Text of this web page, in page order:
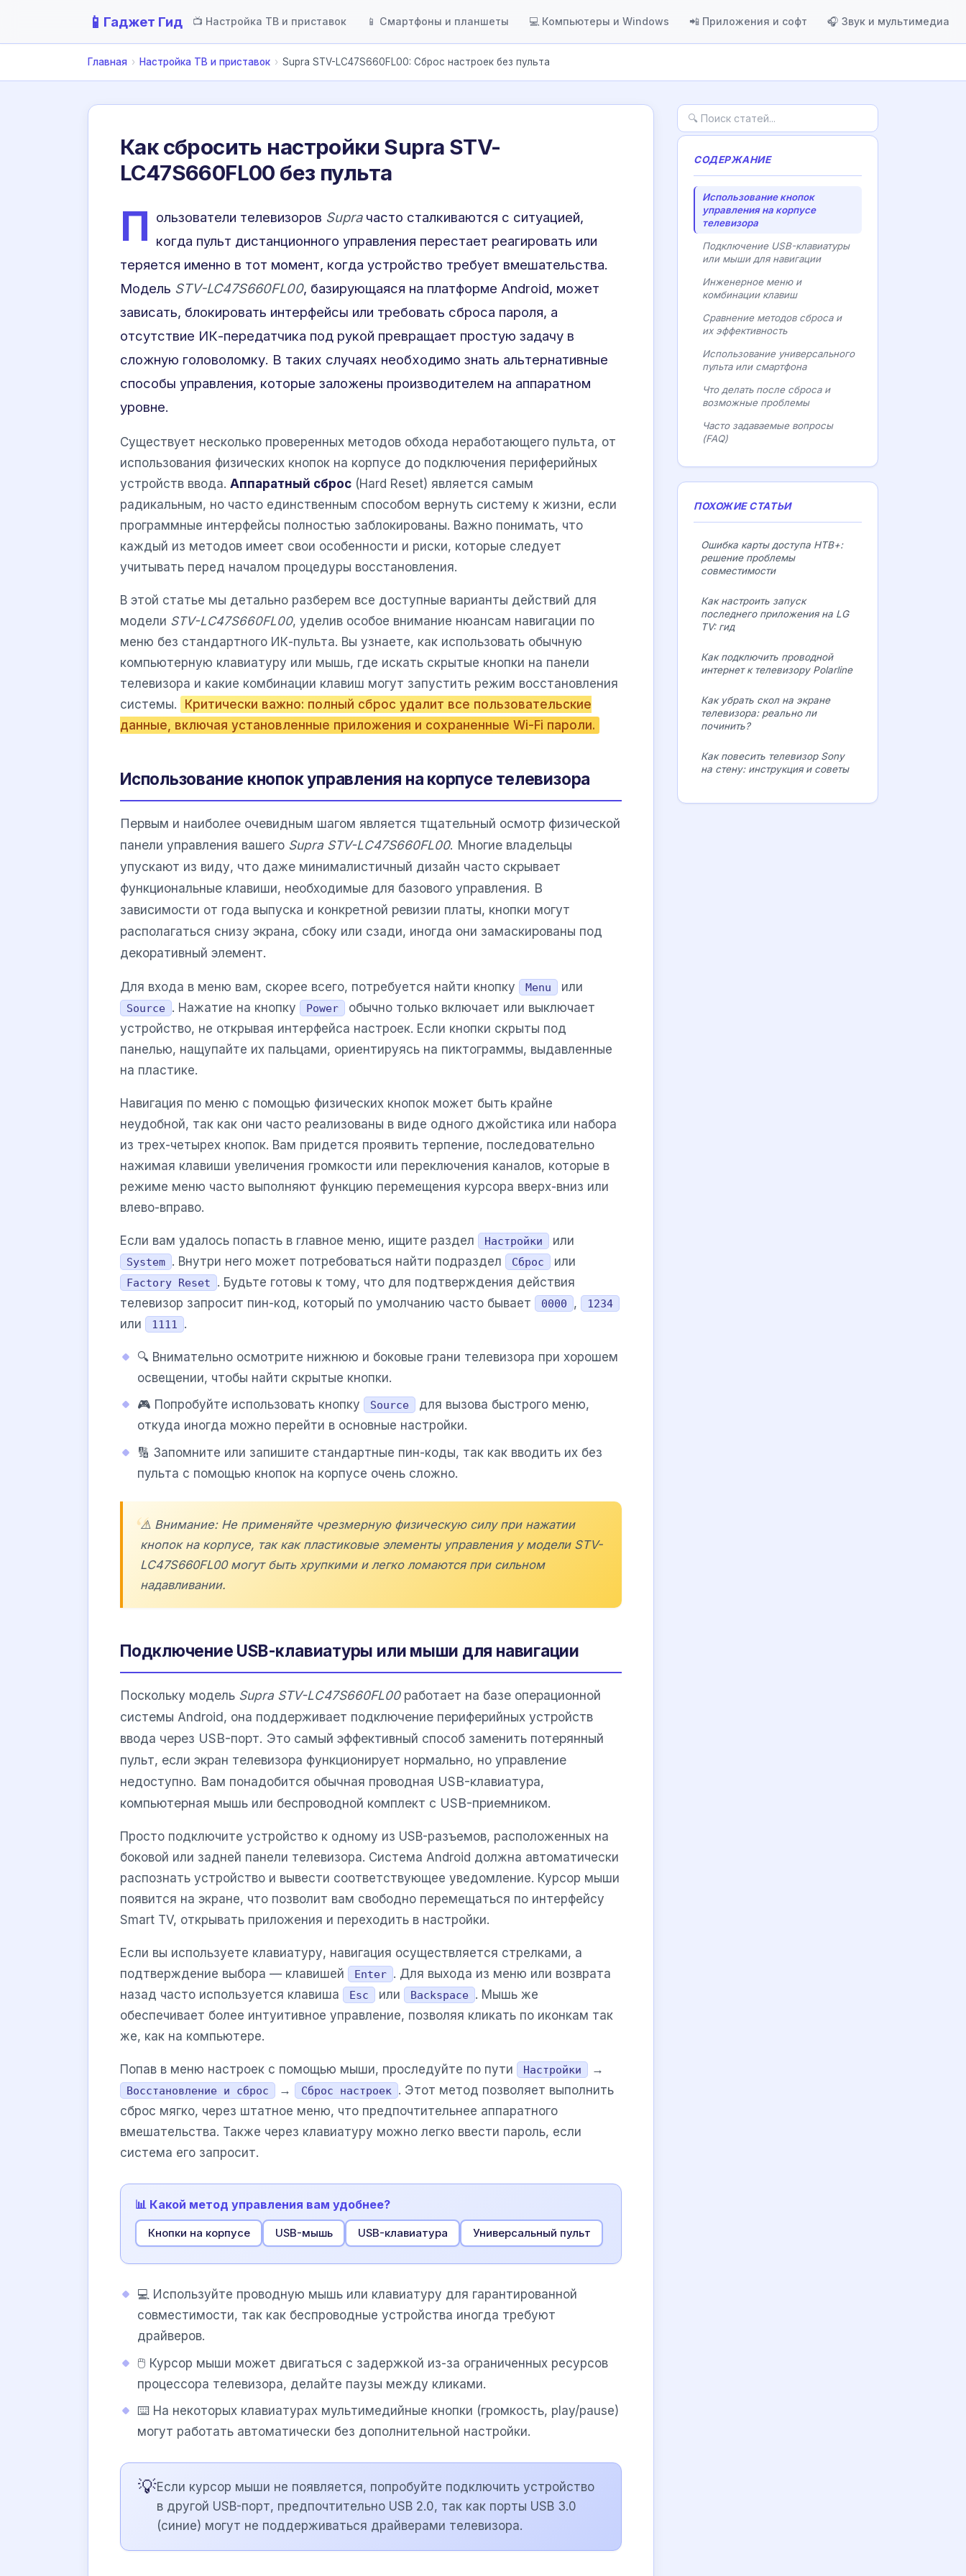
📱 Гаджет Гид 📺 Настройка ТВ и приставок 📱 Смартфоны и планшеты 💻 Компьютеры и Windows 📲 Приложения и софт 🎧 Звук и мультимедиа
Главная › Настройка ТВ и приставок › Supra STV-LC47S660FL00: Сброс настроек без пульта
Как сбросить настройки Supra STV-
LC47S660FL00 без пульта
П ользователи телевизоров Supraчасто сталкиваются с ситуацией,
когда пульт дистанционного управления перестает реагировать или
теряется именно в тот момент, когда устройство требует вмешательства.
Модель STV-LC47S660FL00, базирующаяся на платформе Android, может
зависать, блокировать интерфейсы или требовать сброса пароля, а
отсутствие ИК-передатчика под рукой превращает простую задачу в
сложную головоломку. В таких случаях необходимо знать альтернативные
способы управления, которые заложены производителем на аппаратном
уровне.
Существует несколько проверенных методов обхода неработающего пульта, от
использования физических кнопок на корпусе до подключения периферийных
устройств ввода. Аппаратный сброс (Hard Reset) является самым
радикальным, но часто единственным способом вернуть систему к жизни, если
программные интерфейсы полностью заблокированы. Важно понимать, что
каждый из методов имеет свои особенности и риски, которые следует
учитывать перед началом процедуры восстановления.
В этой статье мы детально разберем все доступные варианты действий для
модели STV-LC47S660FL00, уделив особое внимание нюансам навигации по
меню без стандартного ИК-пульта. Вы узнаете, как использовать обычную
компьютерную клавиатуру или мышь, где искать скрытые кнопки на панели
телевизора и какие комбинации клавиш могут запустить режим восстановления
системы.
Критически важно: полный сброс удалит все пользовательские
данные, включая установленные приложения и сохраненные Wi-Fi пароли.
Использование кнопок управления на корпусе телевизора
Первым и наиболее очевидным шагом является тщательный осмотр физической
панели управления вашего Supra STV-LC47S660FL00. Многие владельцы
упускают из виду, что даже минималистичный дизайн часто скрывает
функциональные клавиши, необходимые для базового управления. В
зависимости от года выпуска и конкретной ревизии платы, кнопки могут
располагаться снизу экрана, сбоку или сзади, иногда они замаскированы под
декоративный элемент.
Для входа в меню вам, скорее всего, потребуется найти кнопку Menu или
Source . Нажатие на кнопку Power
обычно только включает или выключает
устройство, не открывая интерфейса настроек. Если кнопки скрыты под
панелью, нащупайте их пальцами, ориентируясь на пиктограммы, выдавленные
на пластике.
Навигация по меню с помощью физических кнопок может быть крайне
неудобной, так как они часто реализованы в виде одного джойстика или набора
из трех-четырех кнопок. Вам придется проявить терпение, последовательно
нажимая клавиши увеличения громкости или переключения каналов, которые в
режиме меню часто выполняют функцию перемещения курсора вверх-вниз или
влево-вправо.
Если вам удалось попасть в главное меню, ищите раздел Настройки или
System . Внутри него может потребоваться найти подраздел Сброс или
Factory Reset
. Будьте готовы к тому, что для подтверждения действия
телевизор запросит пин-код, который по умолчанию часто бывает
0000 , 1234
или 1111 .
🔍 Внимательно осмотрите нижнюю и боковые грани телевизора при хорошем
освещении, чтобы найти скрытые кнопки.
🎮 Попробуйте использовать кнопку
Source
для вызова быстрого меню,
откуда иногда можно перейти в основные настройки.
🔢 Запомните или запишите стандартные пин-коды, так как вводить их без
пульта с помощью кнопок на корпусе очень сложно.
⚠️ Внимание: Не применяйте чрезмерную физическую силу при нажатии
кнопок на корпусе, так как пластиковые элементы управления у модели STV-
LC47S660FL00могут быть хрупкими и легко ломаются при сильном
надавливании.
Подключение USB-клавиатуры или мыши для навигации
Поскольку модель Supra STV-LC47S660FL00работает на базе операционной
системы Android, она поддерживает подключение периферийных устройств
ввода через USB-порт. Это самый эффективный способ заменить потерянный
пульт, если экран телевизора функционирует нормально, но управление
недоступно. Вам понадобится обычная проводная USB-клавиатура,
компьютерная мышь или беспроводной комплект с USB-приемником.
Просто подключите устройство к одному из USB-разъемов, расположенных на
боковой или задней панели телевизора. Система Android должна автоматически
распознать устройство и вывести соответствующее уведомление. Курсор мыши
появится на экране, что позволит вам свободно перемещаться по интерфейсу
Smart TV, открывать приложения и переходить в настройки.
Если вы используете клавиатуру, навигация осуществляется стрелками, а
подтверждение выбора — клавишей
Enter . Для выхода из меню или возврата
назад часто используется клавиша
Esc или Backspace . Мышь же
обеспечивает более интуитивное управление, позволяя кликать по иконкам так
же, как на компьютере.
Попав в меню настроек с помощью мыши, проследуйте по пути Настройки →
Восстановление и сброс → Сброс настроек
. Этот метод позволяет выполнить
сброс мягко, через штатное меню, что предпочтительнее аппаратного
вмешательства. Также через клавиатуру можно легко ввести пароль, если
система его запросит.
📊 Какой метод управления вам удобнее?
Кнопки на корпусе USB-мышь USB-клавиатура Универсальный пульт
💻 Используйте проводную мышь или клавиатуру для гарантированной
совместимости, так как беспроводные устройства иногда требуют
драйверов.
🖱️ Курсор мыши может двигаться с задержкой из-за ограниченных ресурсов
процессора телевизора, делайте паузы между кликами.
⌨️ На некоторых клавиатурах мультимедийные кнопки (громкость, play/pause)
могут работать автоматически без дополнительной настройки.
💡Если курсор мыши не появляется, попробуйте подключить устройство
в другой USB-порт, предпочтительно USB 2.0, так как порты USB 3.0
(синие) могут не поддерживаться драйверами телевизора.
СОДЕРЖАНИЕ
Использование кнопок
управления на корпусе
телевизора
Подключение USB-клавиатуры
или мыши для навигации
Инженерное меню и
комбинации клавиш
Сравнение методов сброса и
их эффективность
Использование универсального
пульта или смартфона
Что делать после сброса и
возможные проблемы
Часто задаваемые вопросы
(FAQ)
ПОХОЖИЕ СТАТЬИ
Ошибка карты доступа НТВ+:
решение проблемы
совместимости
Как настроить запуск
последнего приложения на LG
TV: гид
Как подключить проводной
интернет к телевизору Polarline
Как убрать скол на экране
телевизора: реально ли
починить?
Как повесить телевизор Sony
на стену: инструкция и советы